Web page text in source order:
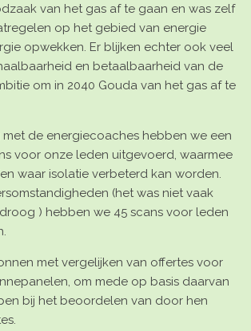
van het gas af te gaan en was zelf
op het gebied van energie
opwekken. Er blijken echter ook veel
en betaalbaarheid van de
om in 2040 Gouda van het gas af te
met de energiecoaches hebben we een
voor onze leden uitgevoerd, waarmee
waar isolatie verbeterd kan worden.
(het was niet vaak
) hebben we 45 scans voor leden
met vergelijken van offertes voor
om mede op basis daarvan
bij het beoordelen van door hen